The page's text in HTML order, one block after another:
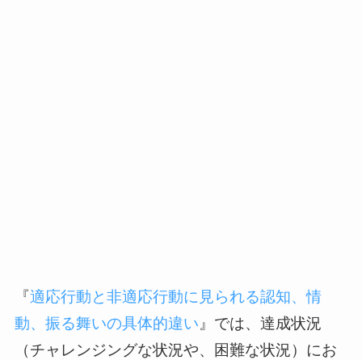
『適応行動と非適応行動に見られる認知、情
動、振る舞いの具体的違い 』では、達成状況
（チャレンジングな状況や、困難な状況）にお